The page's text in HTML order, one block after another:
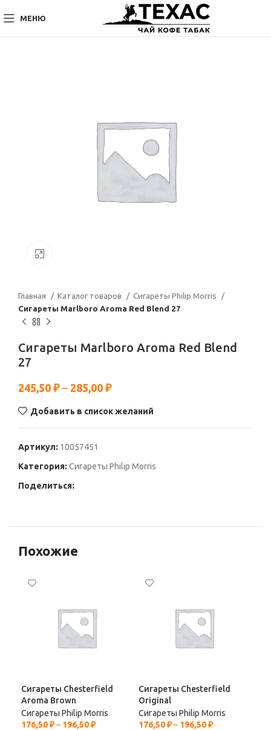
МЕНЮ
Главная Каталог товаров
Сигареты Philip Morris
Сигареты Marlboro Aroma Red Blend 27
Сигареты Marlboro Aroma Red Blend
27
245,50 ₽ – 285,00 ₽
Добавить в список желаний
Артикул: 10057451
Категория: Сигареты Philip Morris
Поделиться:
Похожие
Сигареты Chesterfield
Aroma Brown
Сигареты Philip Morris
176,50₽– 196,50₽
Сигареты Chesterfield
Original
Сигареты Philip Morris
176,50₽– 196,50₽